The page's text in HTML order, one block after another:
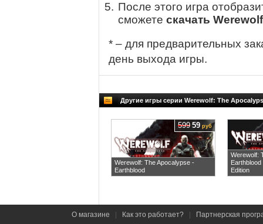
После этого игра
сможете скачать
* – для предварительных
день выхода игры.
Другие игры серии Werewolf: The
Werewolf: The Apocalypse -
Earthblood
599 59 руб
Werewolf:
Edition
О магазине Как это работает? Партнерская